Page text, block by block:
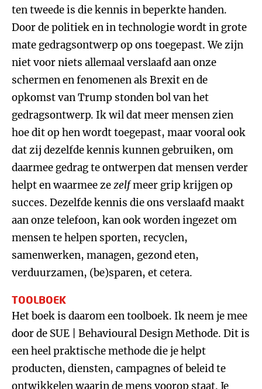
ten tweede is die kennis in beperkte handen.
Door de politiek en in technologie wordt in grote
mate gedragsontwerp op ons toegepast. We zijn
niet voor niets allemaal verslaafd aan onze
schermen en fenomenen als Brexit en de
opkomst van Trump stonden bol van het
gedragsontwerp. Ik wil dat meer mensen zien
hoe dit op hen wordt toegepast, maar vooral ook
dat zij dezelfde kennis kunnen gebruiken, om
daarmee gedrag te ontwerpen dat mensen verder
helpt en waarmee zezelfmeer grip krijgen op
succes. Dezelfde kennis die ons verslaafd maakt
aan onze telefoon, kan ook worden ingezet om
mensen te helpen sporten, recyclen,
samenwerken, managen, gezond eten,
verduurzamen, (be)sparen, et cetera.
TOOLBOEK
Het boek is daarom een toolboek. Ik neem je mee
door de SUE | Behavioural Design Methode. Dit is
een heel praktische methode die je helpt
producten, diensten, campagnes of beleid te
ontwikkelen waarin de mens voorop staat. Je